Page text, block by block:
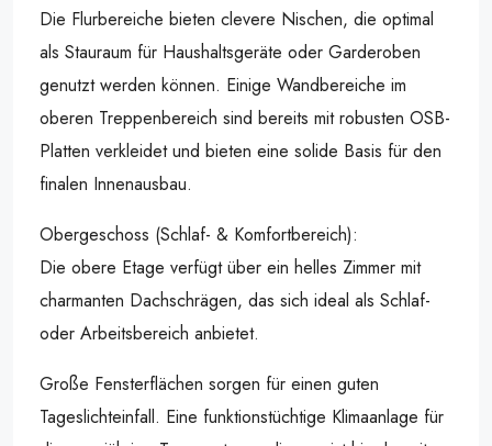
Die Flurbereiche bieten clevere Nischen, die optimal
als Stauraum für Haushaltsgeräte oder Garderoben
genutzt werden können. Einige Wandbereiche im
oberen Treppenbereich sind bereits mit robusten OSB-
Platten verkleidet und bieten eine solide Basis für den
finalen Innenausbau.
Obergeschoss (Schlaf- & Komfortbereich):
Die obere Etage verfügt über ein helles Zimmer mit
charmanten Dachschrägen, das sich ideal als Schlaf-
oder Arbeitsbereich anbietet.
Große Fensterflächen sorgen für einen guten
Tageslichteinfall. Eine funktionstüchtige Klimaanlage für